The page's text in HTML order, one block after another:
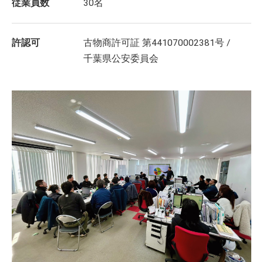
従業員数 30名
許認可
古物商許可証 第441070002381号 /
千葉県公安委員会